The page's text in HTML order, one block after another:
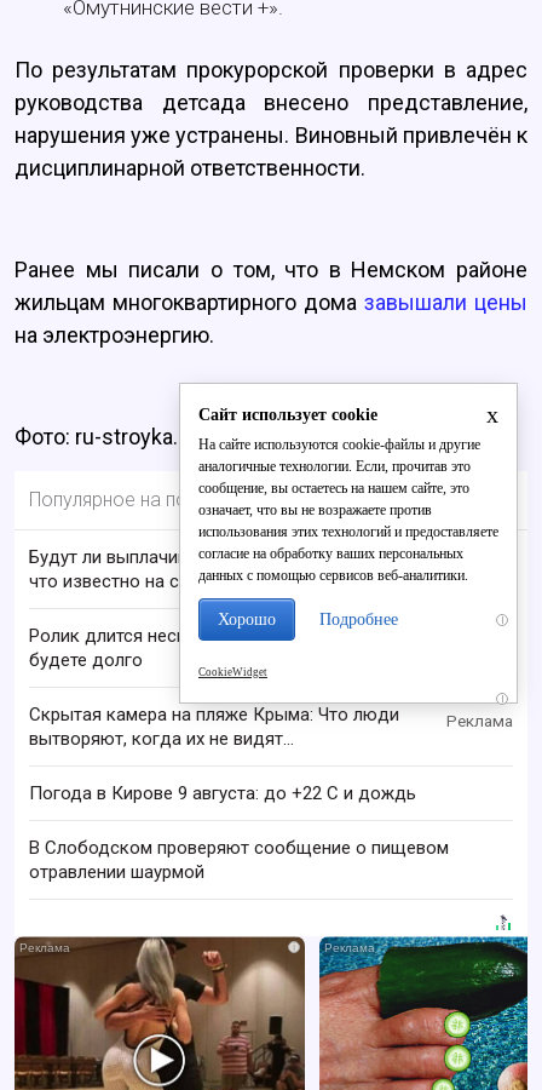
«Омутнинские вести +».
По результатам прокурорской проверки в адрес
руководства детсада внесено представление,
нарушения уже устранены. Виновный привлечён к
дисциплинарной ответственности.
Ранее мы писали о том, что в Немском районе
жильцам многоквартирного дома завышали цены
на электроэнергию.
Фото: ru-stroyka.com
Популярное на портале
Будут ли выплачивать 13-ю пенсию в 2026 году:
что известно на сегодня
i
Ролик длится несколько секунд, а смеяться вы
будете долго
i
Скрытая камера на пляже Крыма: Что люди
вытворяют, когда их не видят...
Погода в Кирове 9 августа: до +22 C и дождь
В Слободском проверяют сообщение о пищевом
отравлении шаурмой
i
x
Сайт использует cookie
На сайте используются cookie-файлы и другие
аналогичные технологии. Если, прочитав это
сообщение, вы остаетесь на нашем сайте, это
означает, что вы не возражаете против
использования этих технологий и предоставляете
согласие на обработку ваших персональных
данных с помощью сервисов веб-аналитики.
Хорошо Подробнее
CookieWidget